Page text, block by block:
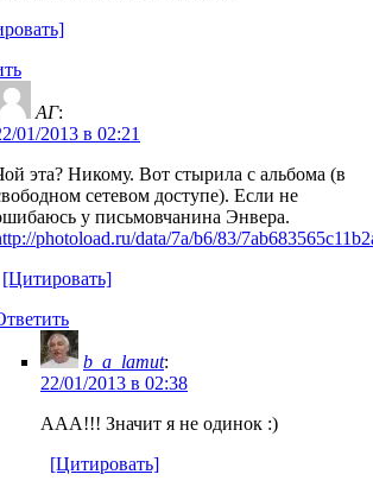
АГ:
01/2013 в 02:21
эта? Никому. Вот стырила с альбома (в
сетевом доступе). Если не
у письмовчанина Энвера.
photoload.ru/data/7a/b6/83/
[Цитировать]
b_a_lamut:
22/01/2013 в 02:38
ААА!!! Значит я не одинок :)
[Цитировать]